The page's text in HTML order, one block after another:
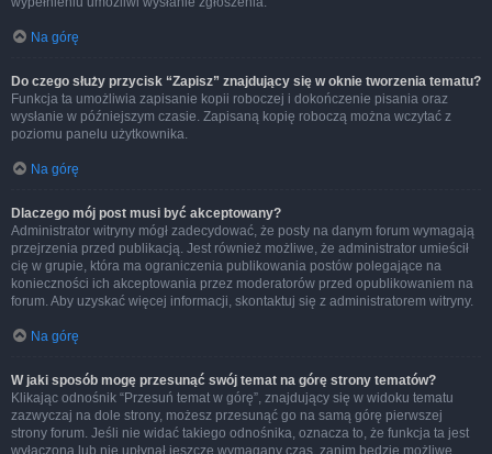
Na górę
Do czego służy przycisk “Zapisz” znajdujący się w oknie tworzenia tematu?
Funkcja ta umożliwia zapisanie kopii roboczej i dokończenie pisania oraz
wysłanie w późniejszym czasie. Zapisaną kopię roboczą można wczytać z
poziomu panelu użytkownika.
Na górę
Dlaczego mój post musi być akceptowany?
Administrator witryny mógł zadecydować, że posty na danym forum wymagają
przejrzenia przed publikacją. Jest również możliwe, że administrator umieścił
cię w grupie, która ma ograniczenia publikowania postów polegające na
konieczności ich akceptowania przez moderatorów przed opublikowaniem na
forum. Aby uzyskać więcej informacji, skontaktuj się z administratorem witryny.
Na górę
W jaki sposób mogę przesunąć swój temat na górę strony tematów?
Klikając odnośnik “Przesuń temat w górę”, znajdujący się w widoku tematu
zazwyczaj na dole strony, możesz przesunąć go na samą górę pierwszej
strony forum. Jeśli nie widać takiego odnośnika, oznacza to, że funkcja ta jest
wyłączona lub nie upłynął jeszcze wymagany czas, zanim będzie możliwe